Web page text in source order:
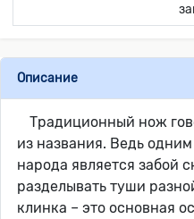
Описание
Традиционный нож
из названия. Ведь
народа является забой
разделывать туши
клинка – это основная